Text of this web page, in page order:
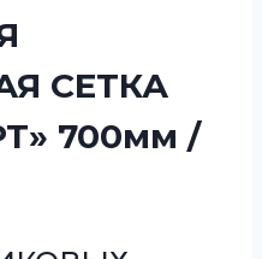
СЕТКА
700мм /